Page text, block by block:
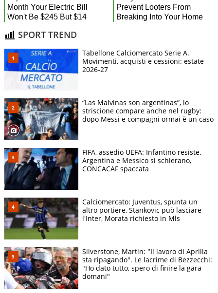
SPORT TREND
Tabellone Calciomercato Serie A.
Movimenti, acquisti e cessioni: estate
2026-27
“Las Malvinas son argentinas”, lo
striscione compare anche nel rugby:
dopo Messi e compagni ormai è un caso
FIFA, assedio UEFA: Infantino resiste.
Argentina e Messico si schierano,
CONCACAF spaccata
Calciomercato: Juventus, spunta un
altro portiere, Stankovic può lasciare
l'Inter, Morata richiesto in Mls
Silverstone, Martin: "Il lavoro di Aprilia
sta ripagando". Le lacrime di Bezzecchi:
"Ho dato tutto, spero di finire la gara
domani"